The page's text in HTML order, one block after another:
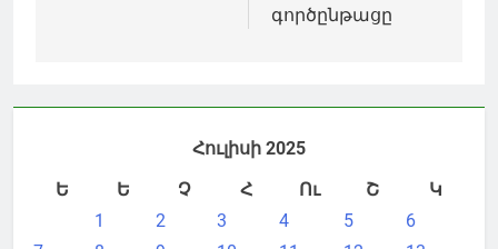
գործընթացը
Հուլիսի 2025
Ե
Ե Չ Հ Ու Շ
Կ
1
2 3 4 5
6